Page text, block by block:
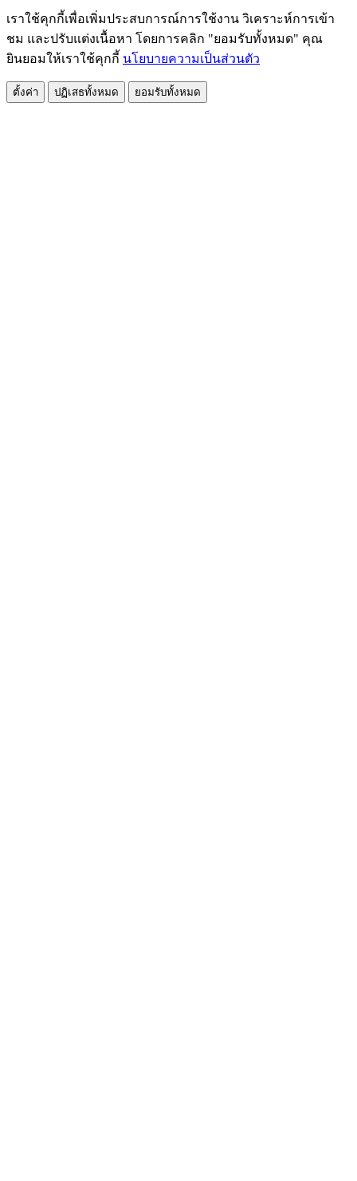
เราใช้คุกกี้เพื่อเพิ่มประสบการณ์การใช้งาน วิเคราะห์การเข้า
ชม และปรับแต่งเนื้อหา โดยการคลิก "ยอมรับทั้งหมด" คุณ
ยินยอมให้เราใช้คุกกี้ นโยบายความเป็นส่วนตัว
ตั้งค่า ปฏิเสธทั้งหมด ยอมรับทั้งหมด